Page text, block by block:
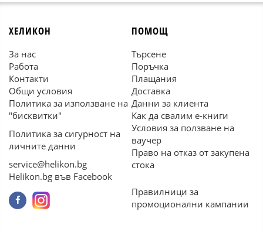
ХЕЛИКОН
За нас
Работа
Контакти
Общи условия
Политика за използване на
"бисквитки"
Политика за сигурност на
личните данни
service@helikon.bg
Helikon.bg във Facebook
ПОМОЩ
Търсене
Поръчка
Плащания
Доставка
Данни за клиента
Как да свалим е-книги
Условия за ползване на
ваучер
Право на отказ от закупена
стока
Правилници за
промоционални кампании